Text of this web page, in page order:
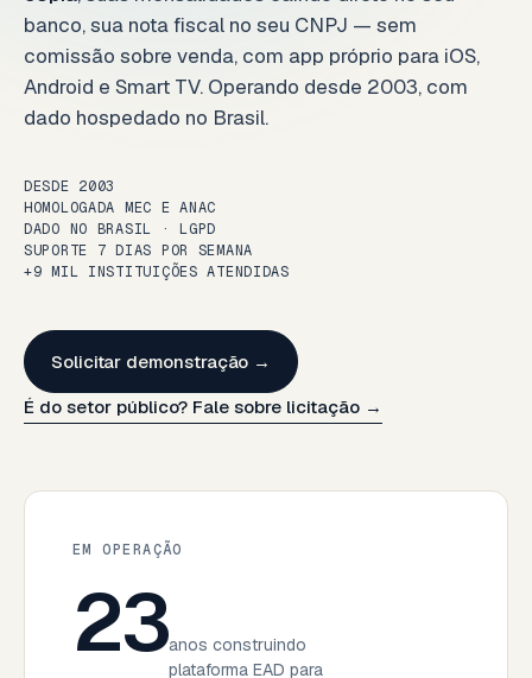
banco, sua nota fiscal no seu CNPJ — sem
comissão sobre venda, com app próprio para iOS,
Android e Smart TV. Operando desde 2003, com
dado hospedado no Brasil.
DESDE 2003
HOMOLOGADA MEC E ANAC
DADO NO BRASIL · LGPD
SUPORTE 7 DIAS POR SEMANA
+9 MIL INSTITUIÇÕES ATENDIDAS
Solicitar demonstração →
É do setor público? Fale sobre licitação →
EM OPERAÇÃO
23anos construindo
plataforma EAD para